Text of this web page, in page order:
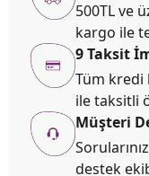
500TL ve
kargo ile
9 Taksit
Tüm kredi
ile taksitli
Müşteri
destek